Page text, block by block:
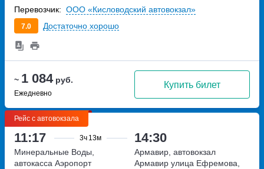
~ 1 084руб.
Ежедневно
Купить билет
7.0 Достаточно хорошо
Перевозчик: ООО «Кисловодский автовокзал»
Рейс с автовокзала
11:17 3ч 13м 14:30
Минеральные Воды,
автокасса Аэропорт
Армавир, автовокзал
Армавир улица Ефремова,